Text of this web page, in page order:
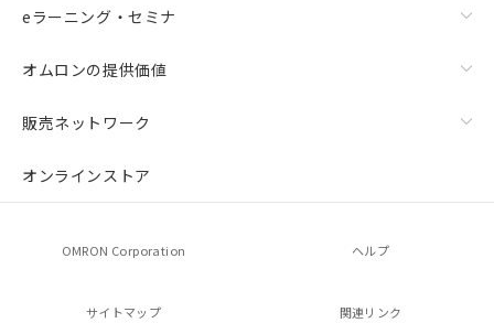
eラーニング・セミナ
オムロンの提供価値
販売ネットワーク
オンラインストア
OMRON Corporation ヘルプ
サイトマップ 関連リンク